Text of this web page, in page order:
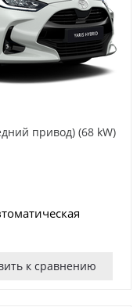
привод) (68 kW)
к сравнению